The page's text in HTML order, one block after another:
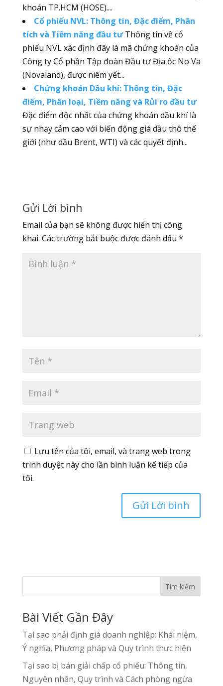
khoán TP.HCM (HOSE)....
Cổ phiếu NVL: Thông tin, Đặc điểm, Phân
tích và Tiềm năng đầu tư Thông tin về cổ
phiếu NVL xác định đây là mã chứng khoán của
Công ty Cổ phần Tập đoàn Đầu tư Địa ốc No Va
(Novaland), được niêm yết...
Chứng khoán Dầu khí: Thông tin, Đặc
điểm, Phân loại, Tiềm năng và Rủi ro đầu tư
Đặc điểm độc nhất của chứng khoán dầu khí là
sự nhạy cảm cao với biến động giá dầu thô thế
giới (như dầu Brent, WTI) và các quyết định...
Gửi Lời bình
Email của bạn sẽ không được hiển thị công
khai. Các trường bắt buộc được đánh dấu *
Lưu tên của tôi, email, và trang web trong
trình duyệt này cho lần bình luận kế tiếp của
tôi.
Tìm kiếm
Bài Viết Gần Đây
Tại sao phải định giá doanh nghiệp: Khái niệm,
Ý nghĩa, Phương pháp và Quy trình thực hiện
Tại sao bị bán giải chấp cổ phiếu: Thông tin,
Nguyên nhân, Quy trình và Cách phòng ngừa